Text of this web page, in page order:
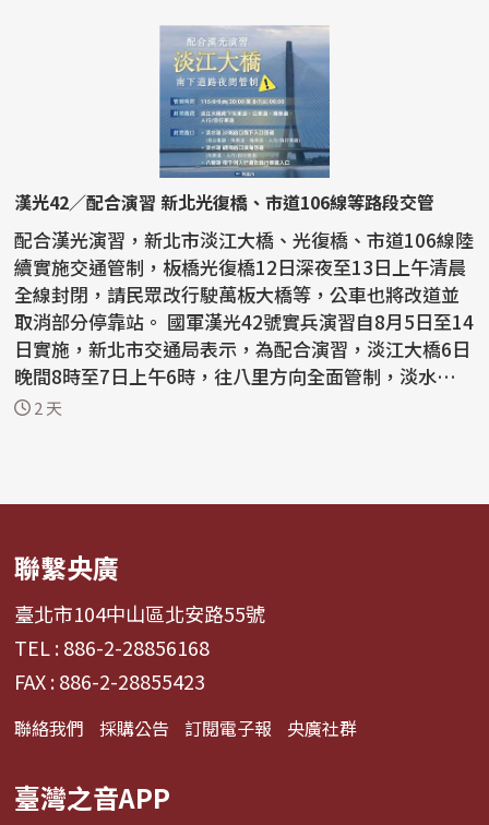
漢光42／配合演習 新北光復橋、市道106線等路段交管
配合漢光演習，新北市淡江大橋、光復橋、市道106線陸
續實施交通管制，板橋光復橋12日深夜至13日上午清晨
全線封閉，請民眾改行駛萬板大橋等，公車也將改道並
取消部分停靠站。 國軍漢光42號實兵演習自8月5日至14
日實施，新北市交通局表示，為配合演習，淡江大橋6日
晚間8時至7日上午6時，往八里方向全面管制，淡水端
沙...2 天
聯繫央廣
臺北市104中山區北安路55號
TEL : 886-2-28856168
FAX : 886-2-28855423
聯絡我們 採購公告 訂閱電子報 央廣社群
臺灣之音APP